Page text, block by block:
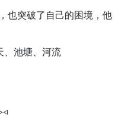
也突破了自己的困境，他
、池塘、河流